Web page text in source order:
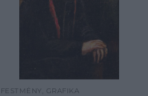
FESTMÉNY, GRAFIKA